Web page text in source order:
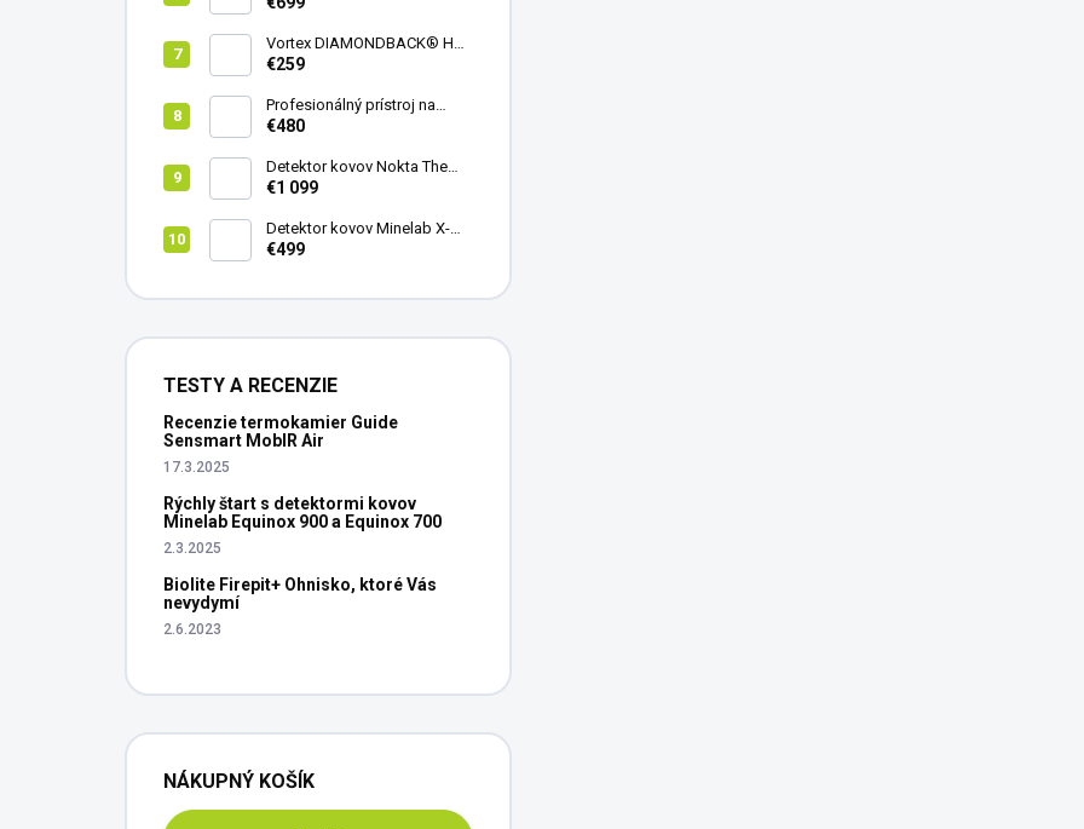
Vortex DIAMONDBACK® HD
8X42
€259
Profesionálný prístroj na
vedenie vŕtania Laserliner
€480
Detektor kovov Nokta The
Legend 2
€1 099
Detektor kovov Minelab X-
Terra ELITE pinpoiter set
€499
TESTY A RECENZIE
Recenzie termokamier Guide
Sensmart MobIR Air
17.3.2025
Rýchly štart s detektormi kovov
Minelab Equinox 900 a Equinox 700
2.3.2025
Biolite Firepit+ Ohnisko, ktoré Vás
nevydymí
2.6.2023
NÁKUPNÝ KOŠÍK